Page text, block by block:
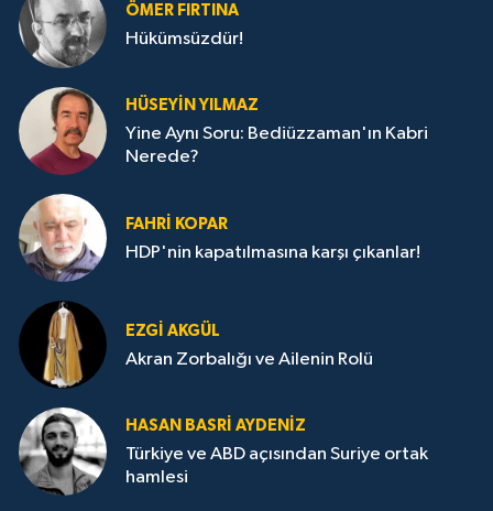
ÖMER FIRTINA
Hükümsüzdür!
HÜSEYIN YILMAZ
Yine Aynı Soru: Bediüzzaman'ın Kabri
Nerede?
FAHRI KOPAR
HDP'nin kapatılmasına karşı çıkanlar!
EZGI AKGÜL
Akran Zorbalığı ve Ailenin Rolü
HASAN BASRI AYDENIZ
Türkiye ve ABD açısından Suriye ortak
hamlesi